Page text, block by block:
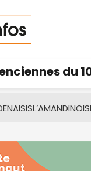
du
L’AMANDINOIS